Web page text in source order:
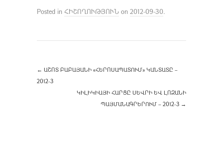
Posted in ՀԻՇՈՂՈՒԹՅՈՒՆ on 2012-09-30.
← ԱՇՈՏ ԲԱԲԱՅԱՆԻ «ՀԵՐՈՍԱՊԱՏՈՒՄ» ԿԱՆՏԱՏԸ –
2012-3
ԿԻԼԻԿԻԱՅԻ ՀԱՐՑԸ ՍԵՎՐԻ ԵՎ ԼՈԶԱՆԻ
ՊԱՅՄԱՆԱԳՐԵՐՈՒՄ – 2012-3 →